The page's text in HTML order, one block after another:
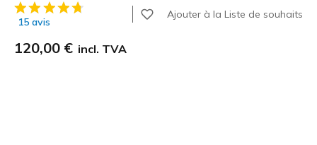
Évaluation client 5 sur 5
15 avis
Ajouter à la Liste de souhaits
120,00 € incl. TVA